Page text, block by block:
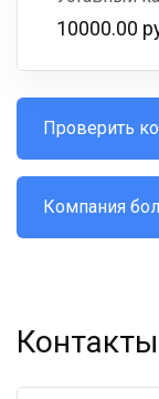
10000.00
Проверить
Компания
Контакты